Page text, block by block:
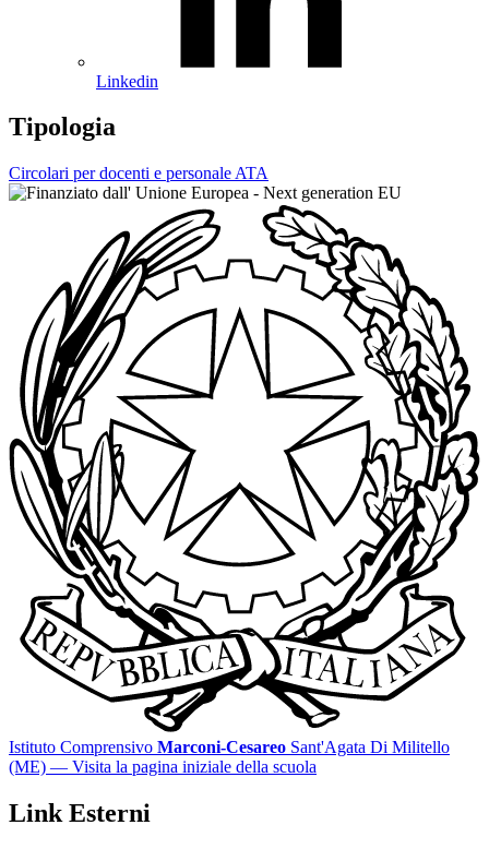
Linkedin
Tipologia
Circolari per docenti e personale ATA
Istituto Comprensivo Marconi-Cesareo Sant'Agata Di Militello
(ME) — Visita la pagina iniziale della scuola
Link Esterni